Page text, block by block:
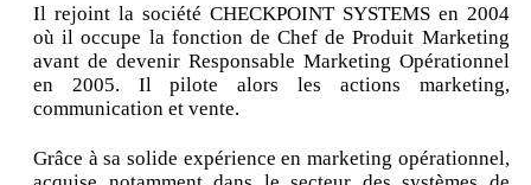
Il rejoint la société CHECKPOINT SYSTEMS en 2004
où il occupe la fonction de Chef de Produit Marketing
avant de devenir Responsable Marketing Opérationnel
en 2005. Il pilote alors les actions marketing,
communication et vente.
Grâce à sa solide expérience en marketing opérationnel,